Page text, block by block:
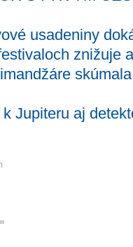
usadeniny
znižuje
Jupiteru aj